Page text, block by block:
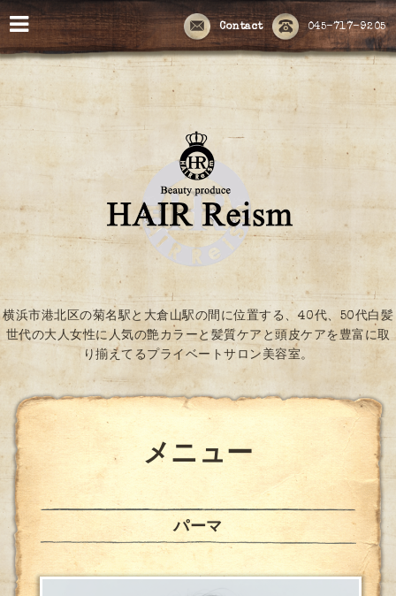
045-717-9205
Contact
横浜市港北区の菊名駅と大倉山駅の間に位置する、40代、50代白髪
世代の大人女性に人気の艶カラーと髪質ケアと頭皮ケアを豊富に取
り揃えてるプライベートサロン美容室。
メニュー
パーマ